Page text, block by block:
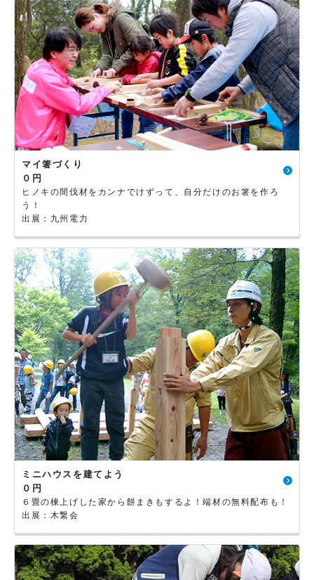
マイ箸づくり
０円
ヒノキの間伐材をカンナでけずって、自分だけのお箸を作ろ
う！
出展：九州電力
ミニハウスを建てよう
０円
６畳の棟上げした家から餅まきもするよ！端材の無料配布も！
出展：木繋会